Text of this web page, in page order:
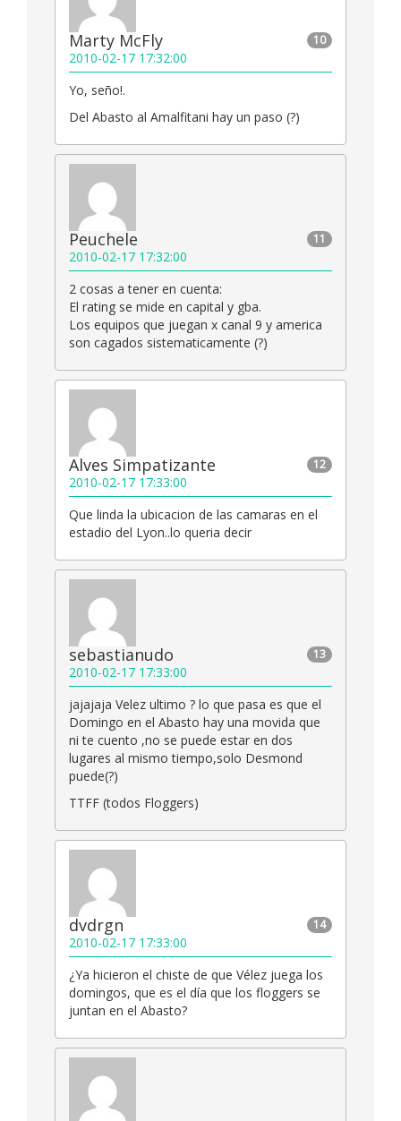
10
Marty McFly
2010-02-17 17:32:00
Yo, seño!.
Del Abasto al Amalfitani hay un paso (?)
11
Peuchele
2010-02-17 17:32:00
2 cosas a tener en cuenta:
El rating se mide en capital y gba.
Los equipos que juegan x canal 9 y america
son cagados sistematicamente (?)
12
Alves Simpatizante
2010-02-17 17:33:00
Que linda la ubicacion de las camaras en el
estadio del Lyon..lo queria decir
13
sebastianudo
2010-02-17 17:33:00
jajajaja Velez ultimo ? lo que pasa es que el
Domingo en el Abasto hay una movida que
ni te cuento ,no se puede estar en dos
lugares al mismo tiempo,solo Desmond
puede(?)
TTFF (todos Floggers)
14
dvdrgn
2010-02-17 17:33:00
¿Ya hicieron el chiste de que Vélez juega los
domingos, que es el día que los floggers se
juntan en el Abasto?